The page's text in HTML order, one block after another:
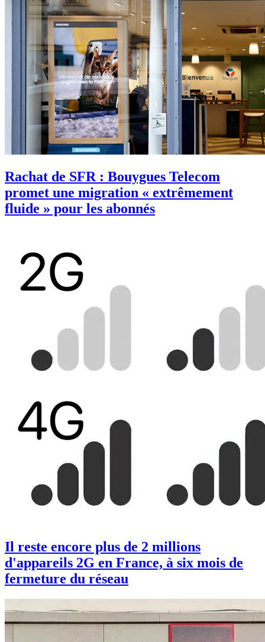
Rachat de SFR : Bouygues Telecom
promet une migration « extrêmement
fluide » pour les abonnés
Il reste encore plus de 2 millions
d'appareils 2G en France, à six mois de
fermeture du réseau